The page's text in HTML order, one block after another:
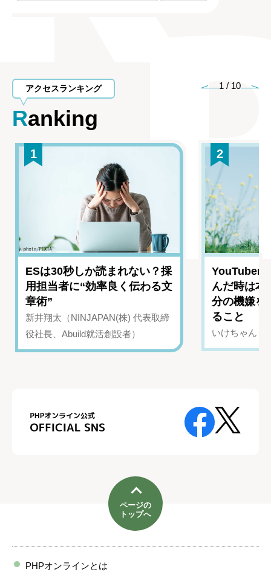
アクセスランキング
Ranking
1 / 10
1
ESは30秒しか読まれない？採
用担当者に“効率良く伝わる文
章術”
新井翔太（NINJAPAN(株) 代表取締
役社長、Abuild就活創設者）
2
YouTuber
んだ時は
分の機嫌を
ること
いけちゃん（
ページの
トップへ
PHPオンラインとは